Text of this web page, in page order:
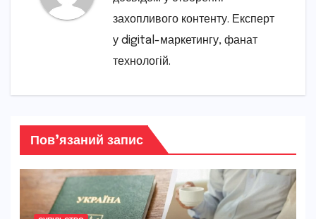
захопливого контенту. Експерт
у digital-маркетингу, фанат
технологій.
Пов’язаний запис